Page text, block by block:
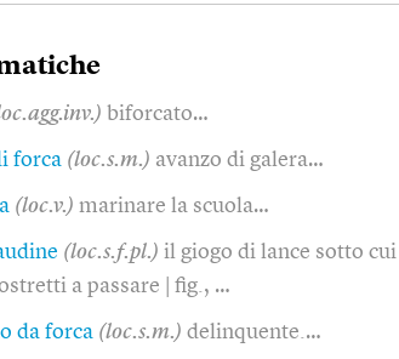
biforcato…
forca (loc.s.m.) avanzo di galera…
(loc.v.) marinare la scuola…
(loc.s.f.pl.) il giogo di lance sotto
a passare | fig., …
da forca (loc.s.m.) delinquente.…